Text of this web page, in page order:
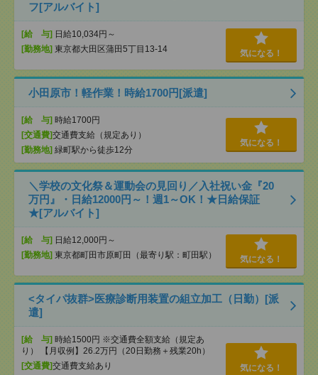
フ[アルバイト]
[給 与] 日給10,034円～
[勤務地] 東京都大田区蒲田5丁目13-14 気になる！
小田原市！軽作業！時給1700円[派遣]
[給 与] 時給1700円
[交通費]交通費支給（規定あり）
[勤務地] 緑町駅から徒歩12分
気になる！
＼学校の文化祭＆運動会の見回り／入社祝い金『20
万円』・日給12000円～！週1～OK！★日給保証
★[アルバイト]
[給 与] 日給12,000円～
[勤務地] 東京都町田市原町田（最寄り駅：町田駅） 気になる！
<タイパ抜群>医療診断用装置の組立加工（日勤）[派
遣]
[給 与] 時給1500円 ※交通費全額支給（規定あ
り） 【月収例】26.2万円（20日勤務＋残業20h）
[交通費]交通費支給あり
気になる！